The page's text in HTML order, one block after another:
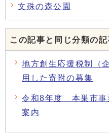
文殊の森公園
この記事と同じ分類の記
地方創生応援税制（
用した寄附の募集
令和8年度 本巣市事
案内